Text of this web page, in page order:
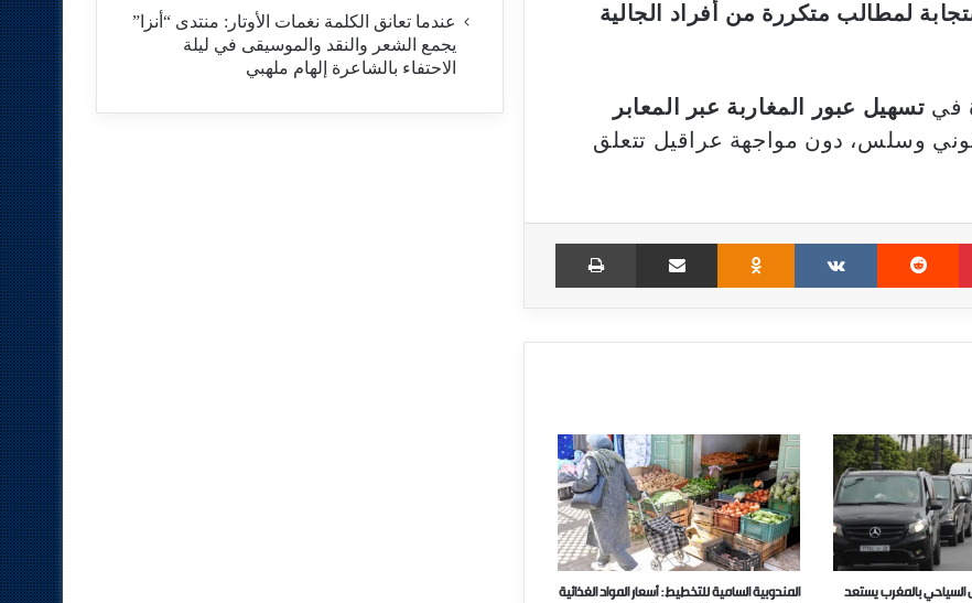
لمطالب متكررة من أفراد الجالية
في تسهيل عبور المغاربة عبر المعابر
وسلس، دون مواجهة عراقيل تتعلق
Pinterest
Reddit
VKontakte
Odnoklassniki
Share via Email
Print
السياحي بالمغرب يستعد
المندوبية السامية للتخطيط: أسعار المواد الغذائية
​عندما تعانق الكلمة نغمات الأوتار: منتدى “أنزا”
يجمع الشعر والنقد والموسيقى في ليلة
الاحتفاء بالشاعرة إلهام ملهبي